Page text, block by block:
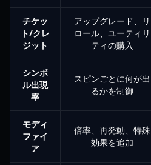
チケッ
ト/クレ
ジット
アップグレード、リ
ロール、ユーティリ
ティの購入
シンボ
ル出現
率
スピンごとに何が出
るかを制御
モディ
ファイ
ア
倍率、再発動、特殊
効果を追加